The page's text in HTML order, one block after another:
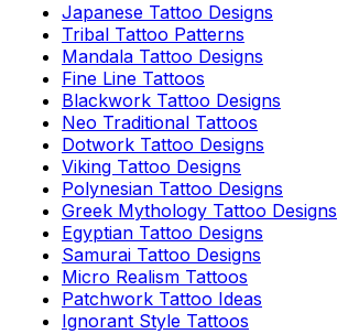
Japanese Tattoo Designs
Tribal Tattoo Patterns
Mandala Tattoo Designs
Fine Line Tattoos
Blackwork Tattoo Designs
Neo Traditional Tattoos
Dotwork Tattoo Designs
Viking Tattoo Designs
Polynesian Tattoo Designs
Greek Mythology Tattoo Designs
Egyptian Tattoo Designs
Samurai Tattoo Designs
Micro Realism Tattoos
Patchwork Tattoo Ideas
Ignorant Style Tattoos